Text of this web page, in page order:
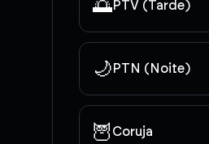
🌅PTV (Tarde)
🌙PTN (Noite)
🦉 Coruja